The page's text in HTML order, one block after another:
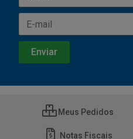
Meus Pedidos
Notas Fiscais